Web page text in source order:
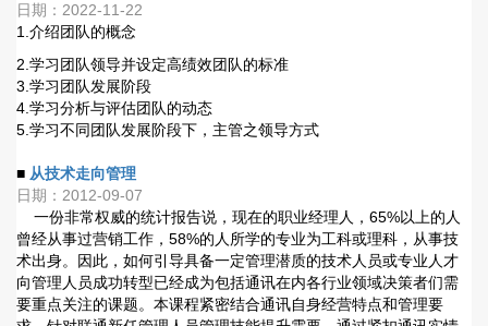
日期：2022-11-22
1.介绍团队的概念
2.学习团队领导并设定高绩效团队的标准
3.学习团队发展阶段
4.学习分析与评估团队的动态
5.学习不同团队发展阶段下，主管之领导方式
■ 从技术走向管理
日期：2012-09-07
一份非常权威的统计报告说，现在的职业经理人，65%以上的人
曾经从事过营销工作，58%的人所学的专业为工科或理科，从事技
术出身。因此，如何引导具备一定管理潜质的技术人员或专业人才
向管理人员成功转型已经成为包括通讯在内各行业领域决策者们需
要重点关注的课题。本课程紧密结合通讯自身经营特点和管理要